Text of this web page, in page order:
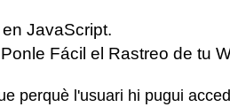
JavaScript.
Fácil el Rastreo de tu
perquè l'usuari hi pugui